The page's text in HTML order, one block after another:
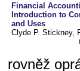
Financial
Introduction to
and Uses
Clyde P. Stickney,
rovněž